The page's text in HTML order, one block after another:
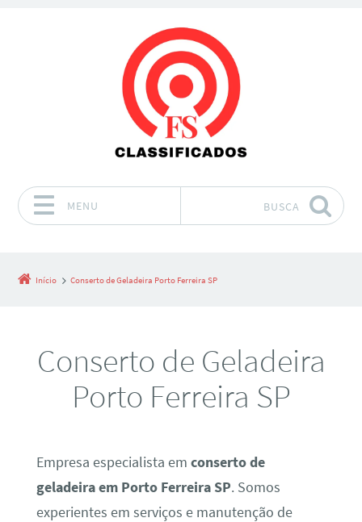
MENU BUSCA
Início Conserto de Geladeira Porto Ferreira SP
Conserto de Geladeira
Porto Ferreira SP
Empresa especialista em conserto de
geladeira em Porto Ferreira SP. Somos
experientes em serviços e manutenção de